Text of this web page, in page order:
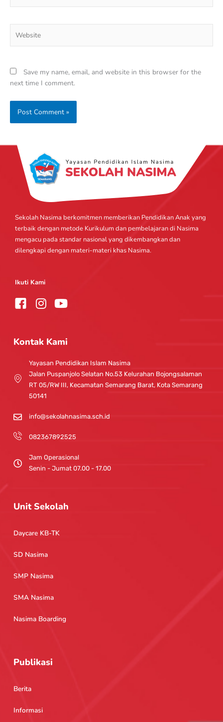
Save my name, email, and website in this browser for the
next time I comment.
Sekolah Nasima berkomitmen memberikan Pendidikan Anak yang
terbaik dengan metode Kurikulum dan pembelajaran di Nasima
mengacu pada standar nasional yang dikembangkan dan
dilengkapi dengan materi-materi khas Nasima.
Ikuti Kami
I
t
a
g
r
a
m
Y
t
u
b
e
Kontak Kami
Yayasan Pendidikan Islam Nasima
Jalan Puspanjolo Selatan No.53 Kelurahan Bojongsalaman
RT 05/RW III, Kecamatan Semarang Barat, Kota Semarang
50141
info@sekolahnasima.sch.id
082367892525
Jam Operasional
Senin - Jumat 07.00 - 17.00
Unit Sekolah
Daycare KB-TK
SD Nasima
SMP Nasima
SMA Nasima
Nasima Boarding
Publikasi
Berita
Informasi